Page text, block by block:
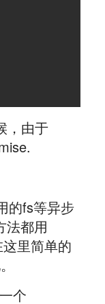
，由于
的fs等异步
法都用
里简单的
个